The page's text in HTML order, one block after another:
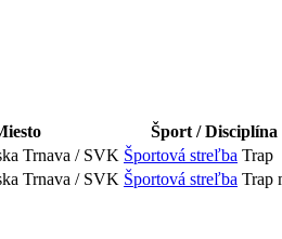
Šport / Disciplína
Trnava / SVK Športová streľba Trap
Trnava / SVK Športová streľba Trap